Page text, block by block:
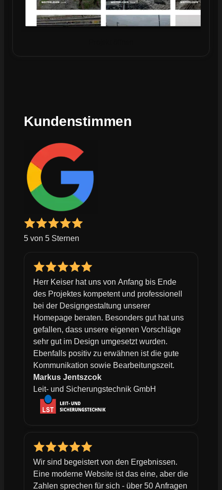
Kundenstimmen
5 von 5 Sternen
Herr Keiser hat uns von Anfang bis Ende
des Projektes kompetent und professionell
bei der Designgestaltung unserer
Homepage beraten. Besonders gut hat uns
gefallen, dass unsere eigenen Vorschläge
sehr gut im Design umgesetzt wurden.
Ebenfalls positiv zu erwähnen ist die gute
Kommunikation sowie Bearbeitungszeit.
Markus Jentszcok
Leit- und Sicherungstechnik GmbH
Wir sind begeistert von den Ergebnissen.
Eine moderne Website ist das eine, aber die
Zahlen sprechen für sich - über 50 Anfragen